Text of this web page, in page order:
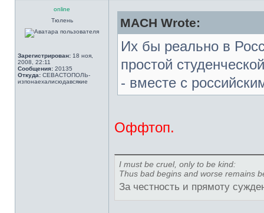
online
Тюлень
Зарегистрирован: 18 ноя,
2008, 22:11
Сообщения: 20135
Откуда: СЕВАСТОПОЛЬ-
изпонаехалисюдавсякие
MACH Wrote:
Их бы реально в
простой
- вместе с
Оффтоп.
I must be cruel, only to be kind:
Thus bad begins and worse remains
За честность и прямоту